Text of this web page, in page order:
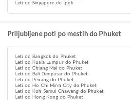
Leti od Singapore do Ipoh
Priljubljene poti po mestih do Phuket
Leti od Bangkok do Phuket
Leti od Kuala Lumpur do Phuket
Leti od Chiang Mai do Phuket
Leti od Bali Denpasar do Phuket
Leti od Penang do Phuket
Leti od Ho Chi Minh City do Phuket
Leti od Koh Samui Chaweng do Phuket
Leti od Hong Kong do Phuket